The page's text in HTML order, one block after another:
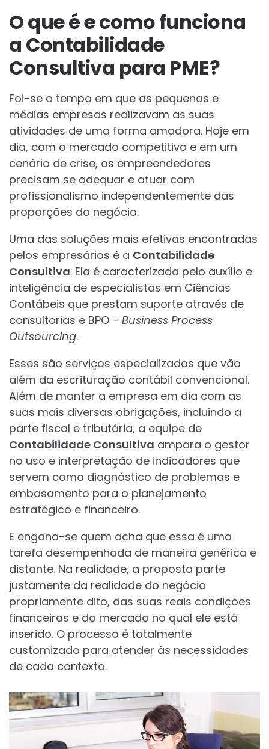
O que é e como funciona
a Contabilidade
Consultiva para PME?
Foi-se o tempo em que as pequenas e
médias empresas realizavam as suas
atividades de uma forma amadora. Hoje em
dia, com o mercado competitivo e em um
cenário de crise, os empreendedores
precisam se adequar e atuar com
profissionalismo independentemente das
proporções do negócio.
Uma das soluções mais efetivas encontradas
pelos empresários é a Contabilidade
Consultiva. Ela é caracterizada pelo auxílio e
inteligência de especialistas em Ciências
Contábeis que prestam suporte através de
consultorias e BPO – Business Process
Outsourcing.
Esses são serviços especializados que vão
além da escrituração contábil convencional.
Além de manter a empresa em dia com as
suas mais diversas obrigações, incluindo a
parte fiscal e tributária, a equipe de
Contabilidade Consultiva ampara o gestor
no uso e interpretação de indicadores que
servem como diagnóstico de problemas e
embasamento para o planejamento
estratégico e financeiro.
E engana-se quem acha que essa é uma
tarefa desempenhada de maneira genérica e
distante. Na realidade, a proposta parte
justamente da realidade do negócio
propriamente dito, das suas reais condições
financeiras e do mercado no qual ele está
inserido. O processo é totalmente
customizado para atender às necessidades
de cada contexto.